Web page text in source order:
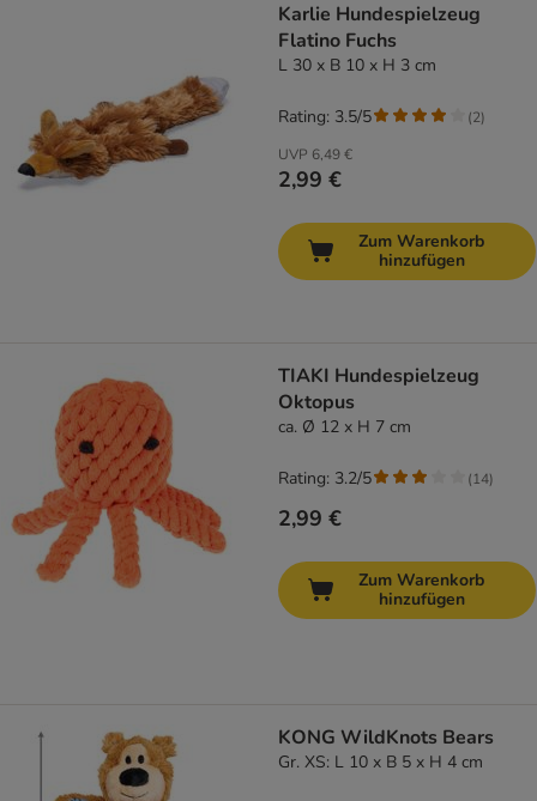
Karlie Hundespielzeug
Flatino Fuchs
L 30 x B 10 x H 3 cm
UVP 6,49 €
2,99 €
Rating: 3.5/5 (2)
Zum Warenkorb
hinzufügen
TIAKI Hundespielzeug
Oktopus
ca. Ø 12 x H 7 cm
2,99 €
Rating: 3.2/5 (14)
Zum Warenkorb
hinzufügen
KONG WildKnots Bears
Gr. XS: L 10 x B 5 x H 4 cm